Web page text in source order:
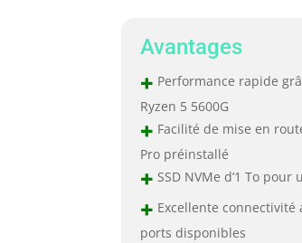
Avantages
+ Performance rapide
Ryzen 5 5600G
+ Facilité de mise en
Pro préinstallé
+ SSD NVMe d’1 To
+ Excellente connectivité
ports disponibles